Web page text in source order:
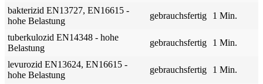
bakterizid EN13727, EN16615 -
hohe Belastung
gebrauchsfertig 1 Min.
tuberkulozid EN14348 - hohe
Belastung
gebrauchsfertig 1 Min.
levurozid EN13624, EN16615 -
hohe Belastung
gebrauchsfertig 1 Min.